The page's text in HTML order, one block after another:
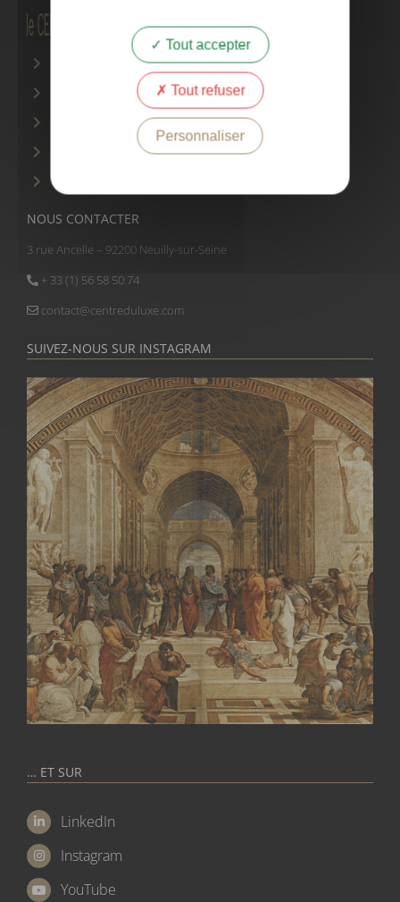
Mentions légales
Politique de confidentialité
NOUS CONTACTER
3 rue Ancelle – 92200 Neuilly-sur-Seine
+ 33 (1) 56 58 50 74
contact@centreduluxe.com
SUIVEZ-NOUS SUR INSTAGRAM
… ET SUR
LinkedIn
Instagram
YouTube
Tout accepter
Tout refuser
Personnaliser